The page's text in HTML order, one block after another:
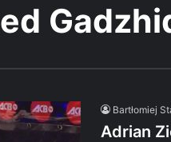
Bartłomiej
Adrian